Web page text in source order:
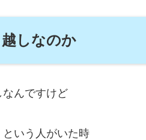
しなのか
んですけど
いう人がいた時